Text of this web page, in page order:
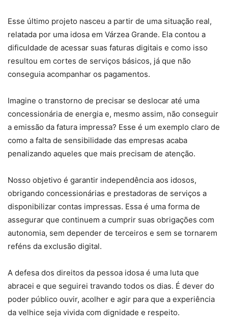
Esse último projeto nasceu a partir de uma situação real,
relatada por uma idosa em Várzea Grande. Ela contou a
dificuldade de acessar suas faturas digitais e como isso
resultou em cortes de serviços básicos, já que não
conseguia acompanhar os pagamentos.
Imagine o transtorno de precisar se deslocar até uma
concessionária de energia e, mesmo assim, não conseguir
a emissão da fatura impressa? Esse é um exemplo claro de
como a falta de sensibilidade das empresas acaba
penalizando aqueles que mais precisam de atenção.
Nosso objetivo é garantir independência aos idosos,
obrigando concessionárias e prestadoras de serviços a
disponibilizar contas impressas. Essa é uma forma de
assegurar que continuem a cumprir suas obrigações com
autonomia, sem depender de terceiros e sem se tornarem
reféns da exclusão digital.
A defesa dos direitos da pessoa idosa é uma luta que
abracei e que seguirei travando todos os dias. É dever do
poder público ouvir, acolher e agir para que a experiência
da velhice seja vivida com dignidade e respeito.